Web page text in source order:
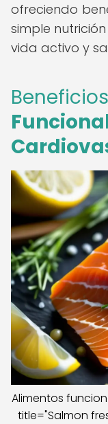
ofreciendo
simple
vida activo y
Alimentos
title="Salmon